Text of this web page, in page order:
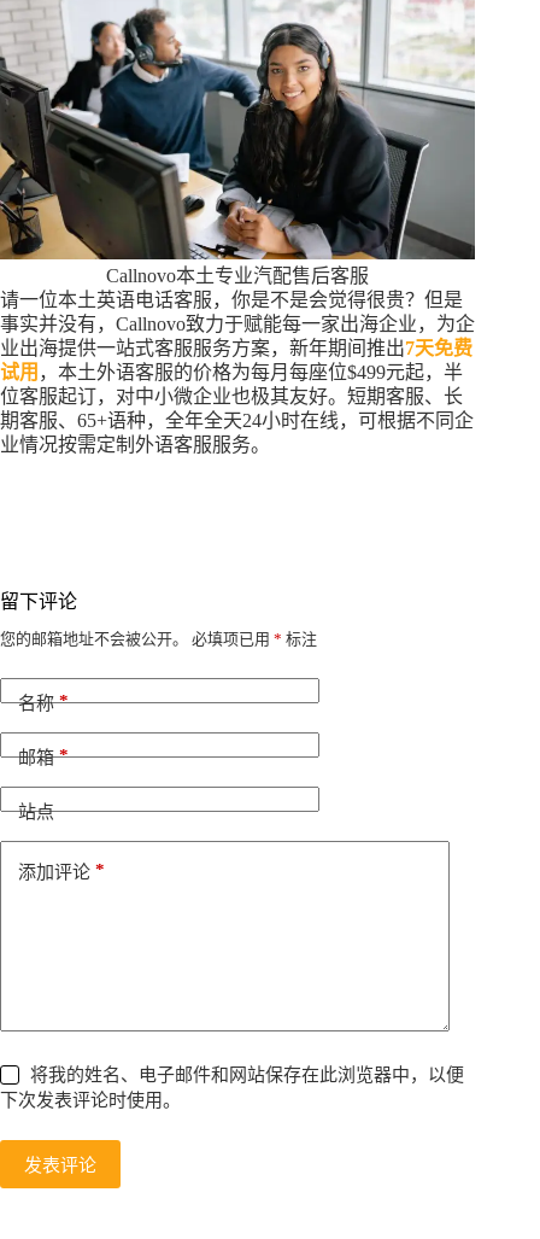
Callnovo本土专业汽配售后客服
请一位本土英语电话客服，你是不是会觉得很贵？但是
事实并没有，Callnovo致力于赋能每一家出海企业，为企
业出海提供一站式客服服务方案，新年期间推出7天免费
试用 ，本土外语客服的价格为每月每座位$499元起，半
位客服起订，对中小微企业也极其友好。短期客服、长
期客服、65+语种，全年全天24小时在线，可根据不同企
业情况按需定制外语客服服务。
留下评论
您的邮箱地址不会被公开。 必填项已用 * 标注
名称*
邮箱*
站点
添加评论 *
将我的姓名、电子邮件和网站保存在此浏览器中，以便
下次发表评论时使用。
发表评论
A
t
e
t
i